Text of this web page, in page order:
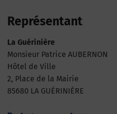
Représentant
La Guérinière
Monsieur Patrice AUBERNON
Hôtel de Ville
2, Place de la Mairie
85680 LA GUÉRINIÈRE